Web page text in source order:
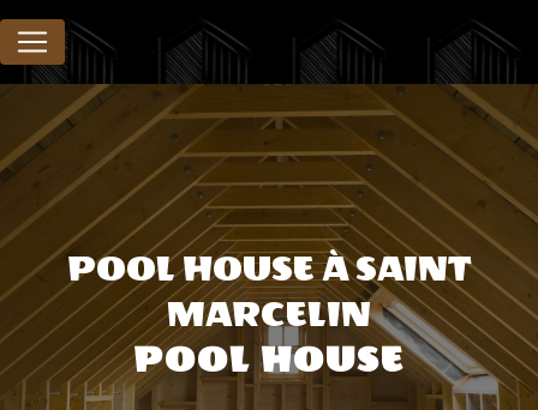
POOL HOUSE À SAINT
MARCELIN
POOL HOUSE
Panneau de gestion des cookies